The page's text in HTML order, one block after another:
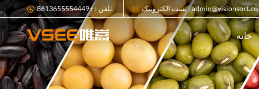
تلفن : +8613655554449 پست الکترونیک : admin@visionsort.cn
خانه